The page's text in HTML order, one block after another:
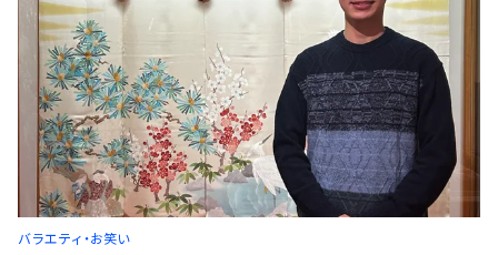
バラエティ・お笑い